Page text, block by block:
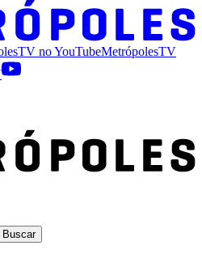
noYouTubeMetrópolesTV
Buscar